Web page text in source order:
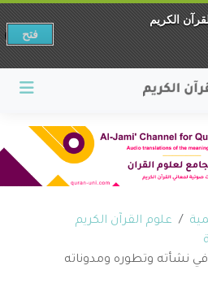
علوم القرآن الكريم
نشأته وتطوره ومدوناته
الكريم
فتح